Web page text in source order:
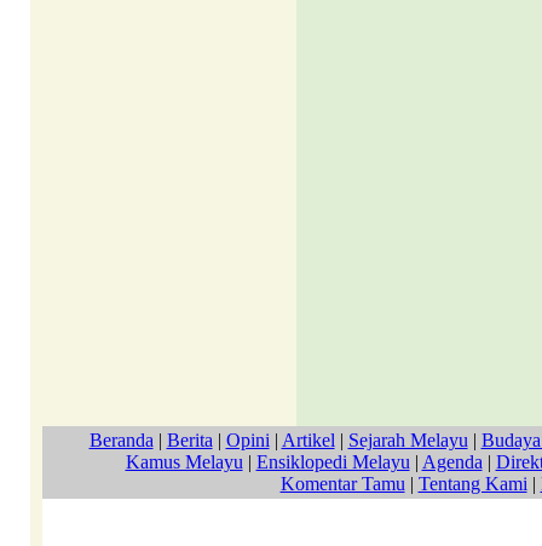
Beranda | Berita | Opini | Artikel | Sejarah Melayu |
Kamus Melayu | Ensiklopedi Melayu | Agenda |
Komentar Tamu | Tentang Kami |